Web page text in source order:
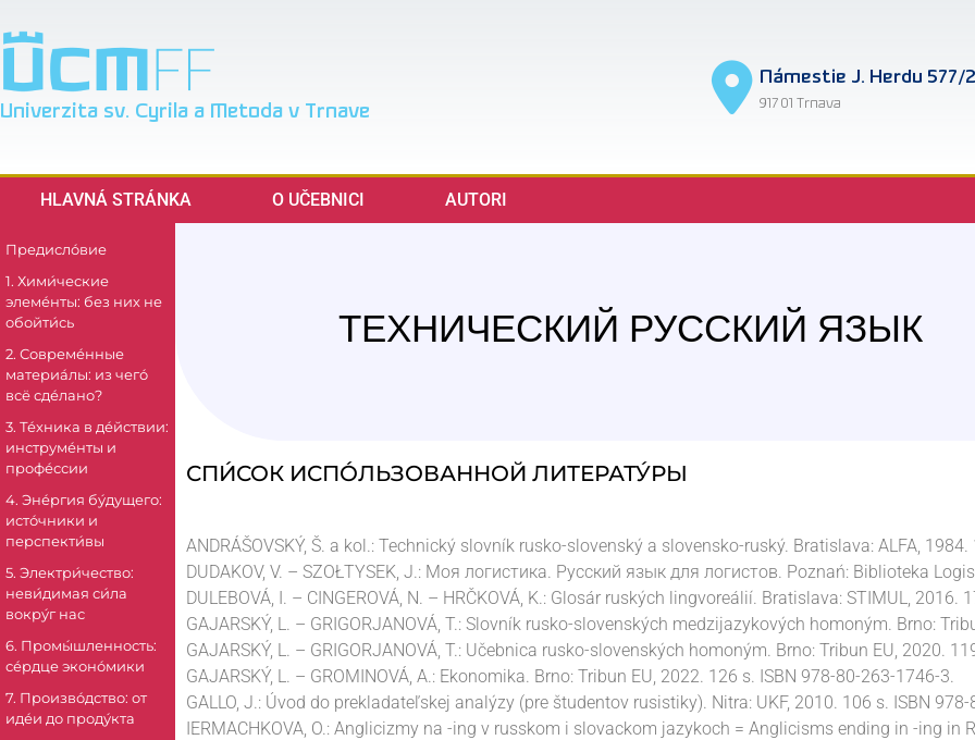
Univerzita sv. Cyrila a Metoda v Trnave
Námestie J. Herdu 577/2
917 01 Trnava
HLAVNÁ STRÁNKA O UČEBNICI AUTORI
Предисло́вие
1. Хими́ческие
элеме́нты: без них не
обойти́сь
2. Совреме́нные
материа́лы: из чего́
всё сде́лано?
3. Те́хника в де́йствии:
инструме́нты и
профе́ссии
4. Эне́ргия бу́дущего:
исто́чники и
перспекти́вы
5. Электри́чество:
неви́димая си́ла
вокру́г нас
6. Промы́шленность:
се́рдце эконо́мики
7. Произво́дство: от
иде́и до проду́кта
ТЕХНИЧЕСКИЙ РУССКИЙ ЯЗЫК
СПИ́СОК ИСПО́ЛЬЗОВАННОЙ ЛИТЕРАТУ́РЫ
ANDRÁŠOVSKÝ, Š. a kol.: Technický slovník rusko-slovenský a slovensko-ruský. Bratislava: ALFA, 1984.
DUDAKOV, V. – SZOŁTYSEK, J.: Моя логистика. Русский язык для логистов. Poznań: Biblioteka
DULEBOVÁ, I. – CINGEROVÁ, N. – HRČKOVÁ, K.: Glosár ruských lingvoreálií. Bratislava: STIMUL, 2016.
GAJARSKÝ, L. – GRIGORJANOVÁ, T.: Slovník rusko-slovenských medzijazykových homoným. Brno:
GAJARSKÝ, L. – GRIGORJANOVÁ, T.: Učebnica rusko-slovenských homoným. Brno: Tribun EU, 2020.
GAJARSKÝ, L. – GROMINOVÁ, A.: Ekonomika. Brno: Tribun EU, 2022. 126 s. ISBN 978-80-263-1746-3.
GALLO, J.: Úvod do prekladateľskej analýzy (pre študentov rusistiky). Nitra: UKF, 2010. 106 s. ISBN
IERMACHKOVA, O.: Anglicizmy na -ing v russkom i slovackom jazykoch = Anglicisms ending in -ing